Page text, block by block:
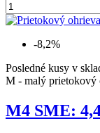
-8,2%
Posledné kusy v
M - malý prietokový
M4 SME: